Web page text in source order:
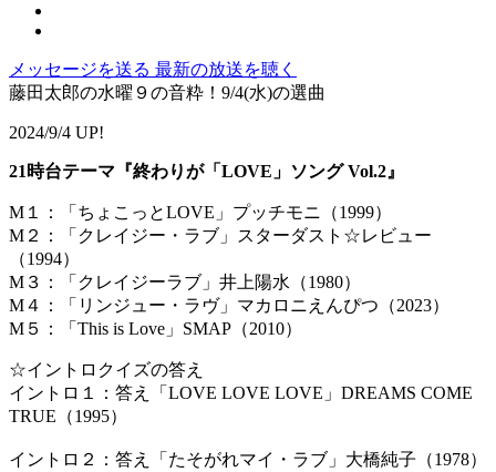
メッセージを送る 最新の放送を聴く
藤田太郎の水曜９の音粋！9/4(水)の選曲
2024/9/4 UP!
21時台テーマ『終わりが「LOVE」ソング Vol.2』
M１：「ちょこっとLOVE」プッチモニ（1999）
M２：「クレイジー・ラブ」スターダスト☆レビュー
（1994）
M３：「クレイジーラブ」井上陽水（1980）
M４：「リンジュー・ラヴ」マカロニえんぴつ（2023）
M５：「This is Love」SMAP（2010）
☆イントロクイズの答え
イントロ１：答え「LOVE LOVE LOVE」DREAMS COME
TRUE（
イントロ２：答え「たそがれマイ・ラブ」大橋純子（1978）